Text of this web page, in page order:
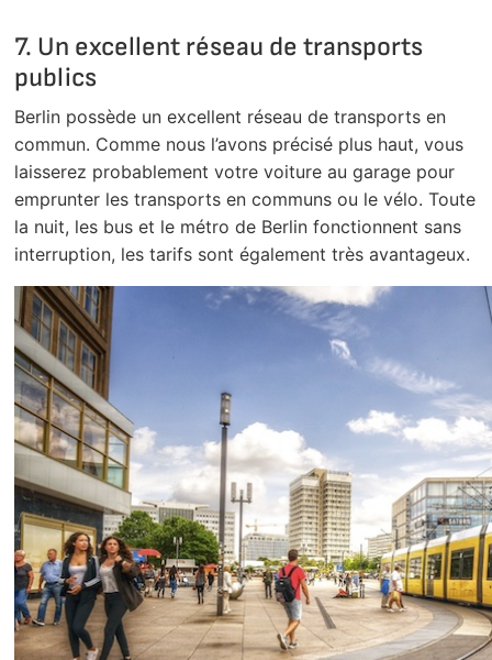
7. Un excellent réseau de transports
publics
Berlin possède un excellent réseau de transports en
commun. Comme nous l’avons précisé plus haut, vous
laisserez probablement votre voiture au garage pour
emprunter les transports en communs ou le vélo. Toute
la nuit, les bus et le métro de Berlin fonctionnent sans
interruption, les tarifs sont également très avantageux.